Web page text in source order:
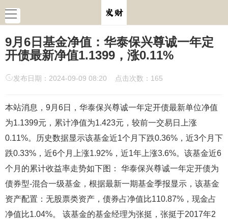
9月6日基金净值：华泰保兴尊诚一年定
开债最新净值1.1399，涨0.11%
发布日期：2024-09-09 08:20 点击次数：165
本站消息，9月6日，华泰保兴尊诚一年定开债最新单位净值
为1.1399元，累计净值为1.423元，较前一交易日上涨
0.11%。历史数据显示该基金近1个月下跌0.36%，近3个月下
跌0.33%，近6个月上涨1.92%，近1年上涨3.6%。该基金近6
个月的累计收益率走势如下图： 华泰保兴尊诚一年定开债为
债券型-混合一级基金，根据最新一期基金季报显示，该基金
资产配置：无股票类资产，债券占净值比110.87%，现金占
净值比1.04%。 该基金的基金经理为张挺，张挺于2017年2